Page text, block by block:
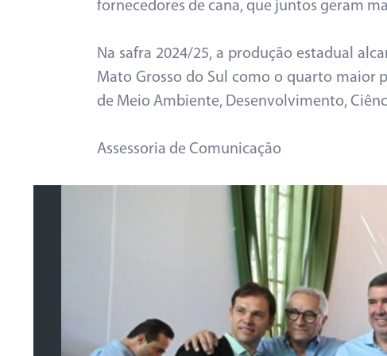
fornecedores de cana, que juntos geram
Na safra 2024/25, a produção estadual
Mato Grosso do Sul como o quarto maior
de Meio Ambiente, Desenvolvimento,
Assessoria de Comunicação